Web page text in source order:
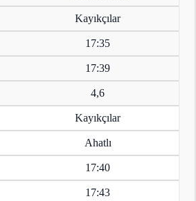
Kayıkçılar
17:35
17:39
4,6
Kayıkçılar
Ahatlı
17:40
17:43